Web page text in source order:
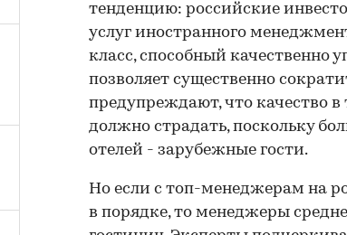
тенденцию: российские
услуг иностранного
класс, способный качественно
позволяет существенно
предупреждают, что качество в
должно страдать, поскольку
отелей - зарубежные гости.
Но если с топ-менеджерам на
в порядке, то менеджеры